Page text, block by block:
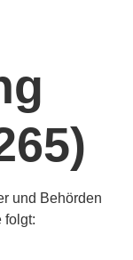
und Behörden
folgt: